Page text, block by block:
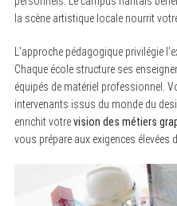
la scène artistique locale nourrit
L’approche pédagogique privilégie
Chaque école structure ses
équipés de matériel professionnel.
intervenants issus du monde du
enrichit votrevision des métiers
vous prépare aux exigences élevées